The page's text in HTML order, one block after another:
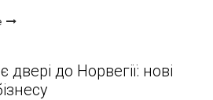
двері до Норвегії: нові